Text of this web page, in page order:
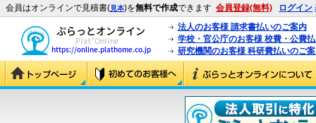
会員はオンラインで見積書(見本)を無料で作成できます 会員登録(無料) ログイン
法人のお客様 請求書払いのご案内
学校・官公庁のお客様 校費・公費
研究機関のお客様 科研費払いのご